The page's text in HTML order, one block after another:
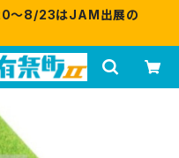
～8/23はJAM出展の